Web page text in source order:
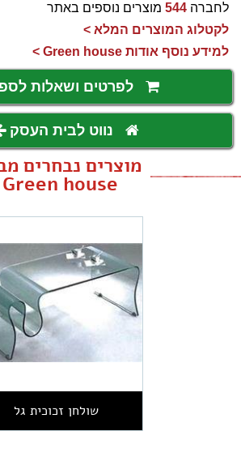
לחברה 544 מוצרים נוספים באתר
לקטלוג המוצרים המלא >
למידע נוסף אודות Green house >
לפרטים ושאלות
נווט לבית העסק
מוצרים נבחרים
Green house
שולחן זכוכית גל